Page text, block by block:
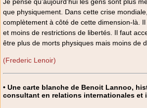
que physiquement. Dans cette crise
complètement à côté de cette dimension-là.
et moins de restrictions de libertés. Il faut
être plus de morts physiques mais moins de
(Frederic Lenoir)
• Une carte blanche de Benoit Lannoo,
consultant en relations internationales et